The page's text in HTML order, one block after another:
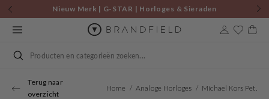
Skip to
content
Nieuw Merk | G-STAR | Horloges & Sieraden
Cart
Search
Terug naar
overzicht
Home Analoge Horloges Michael Kors Petite Lexington Women's Watch MK4842